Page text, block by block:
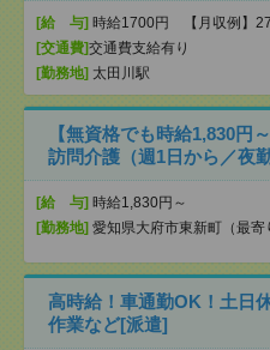
[給 与] 時給1700円 【月収例】
[交通費]交通費支給有り
[勤務地] 太田川駅
【無資格でも時給1,830円
訪問介護（週1日から／夜
[給 与] 時給1,830円～
[勤務地] 愛知県大府市東新町（最寄
高時給！車通勤OK！土日
作業など[派遣]